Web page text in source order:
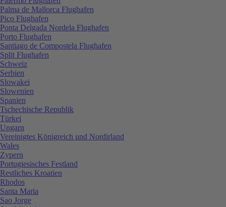
Palma de Mallorca Flughafen
Pico Flughafen
Ponta Delgada Nordela Flughafen
Porto Flughafen
Santiago de Compostela Flughafen
Split Flughafen
Schweiz
Serbien
Slowakei
Slowenien
Spanien
Tschechische Republik
Türkei
Ungarn
Vereinigtes Königreich und Nordirland
Wales
Zypern
Portugiesisches Festland
Restliches Kroatien
Rhodos
Santa Maria
Sao Jorge